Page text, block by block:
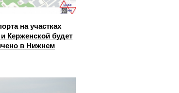
на участках
Керженской будет
в Нижнем